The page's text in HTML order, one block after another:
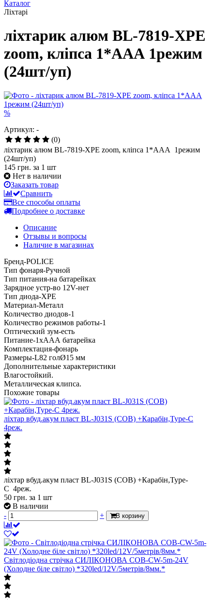
Каталог
Ліхтарі
ліхтарик алюм BL-7819-XPE
zoom, кліпса 1*ААА 1режим
(24шт/уп)
%
Артикул: -
(0)
ліхтарик алюм BL-7819-XPE zoom, кліпса 1*ААА 1режим
(24шт/уп)
145 грн. за 1 шт
Нет в наличии
Заказать товар
Сравнить
Все способы оплаты
Подробнее о доставке
Описание
Отзывы и вопросы
Наличие в магазинах
Бренд-POLICE
Тип фонаря-Ручной
Тип питания-на батарейках
Зарядное устр-во 12V-нет
Тип диода-XPE
Материал-Металл
Количество диодов-1
Количество режимов работы-1
Оптический зум-есть
Питание-1хААА батарейка
Комплектация-фонарь
Размеры-L82 голØ15 мм
Дополнительные характеристики
Влагостойкий.
Металлическая клипса.
Похожие товары
ліхтар вбуд.акум пласт BL-J031S (COB) +Карабін,Type-C
4реж.
ліхтар вбуд.акум пласт BL-J031S (COB) +Карабін,Type-
C 4реж.
50 грн. за 1 шт
В наличии
-
+ В корзину
Світлодіодна стрічка СИЛІКОНОВА COB-CW-5m-24V
(Холодне біле світло) *320led/12V/5метрів/8мм.*